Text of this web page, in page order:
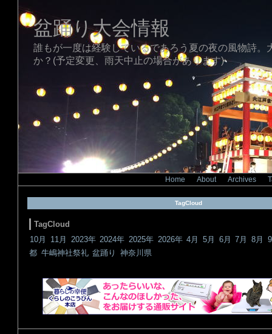
盆踊り大会情報
誰もが一度は経験しているであろう夏の夜の風物詩
か？(予定変更、雨天中止の場合があります)
Home About Archives
TagCloud
TagCloud
10月
11月 2023年 2024年 2025年 2026年 4月 5月 6月 7月 8月
都 牛嶋神社祭礼 盆踊り 神奈川県